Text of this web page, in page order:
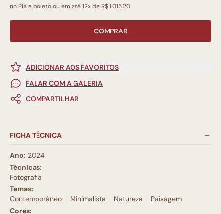
no PIX e boleto ou em até 12x de R$ 1.015,20
COMPRAR
ADICIONAR AOS FAVORITOS
FALAR COM A GALERIA
COMPARTILHAR
FICHA TÉCNICA
Ano: 2024
Técnicas:
Fotografia
Temas:
Contemporâneo
Minimalista Natureza
Paisagem
Cores: